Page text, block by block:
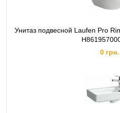
Унитаз подвесной Laufen Pro
0 грн.